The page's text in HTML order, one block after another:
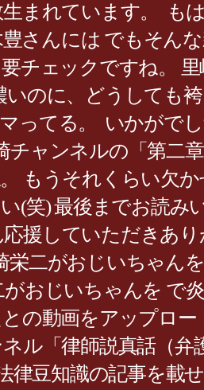
まれています。 も
さんには でもそん
チェックですね。
いのに、どうしても
ってる。 いかがで
チャンネルの「第二
もうそれくらい欠か
(笑) 最後までお読み
援していただきあり
二がおじいちゃん
おじいちゃんを で炎
の動画をアップロー
ネル「律師説真話（
律豆知識の記事を載